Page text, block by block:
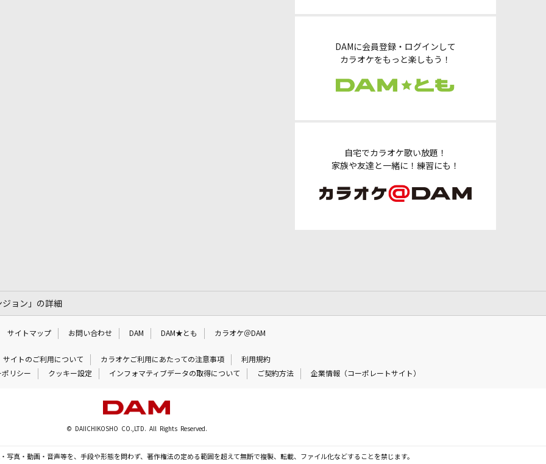
DAMに会員登録・ログインして
カラオケをもっと楽しもう！
自宅でカラオケ歌い放題！
家族や友達と一緒に！練習にも！
ョン」の詳細
サイトマップ お問い合わせ DAM DAM★とも カラオケ＠DAM
サイトのご利用について カラオケご利用にあたっての注意事項
利用規約
リシー
クッキー設定 インフォマティブデータの取得について ご契約方法 企業情報（コーポレートサイト）
© DAIICHIKOSHO CO.,LTD. All Rights Reserved.
写真・動画・音声等を、手段や形態を問わず、著作権法の定める範囲を超えて無断で複製、転載、ファイル化などすることを禁じます。